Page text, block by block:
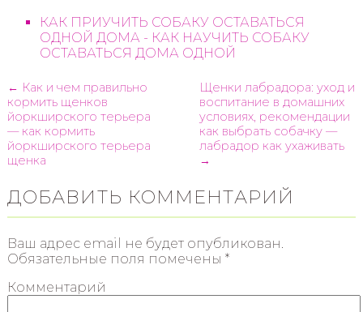
КАК ПРИУЧИТЬ СОБАКУ ОСТАВАТЬСЯ
ОДНОЙ ДОМА - КАК НАУЧИТЬ СОБАКУ
ОСТАВАТЬСЯ ДОМА ОДНОЙ
← Как и чем правильно
кормить щенков
йоркширского терьера
— как кормить
йоркширского терьера
щенка
Щенки лабрадора: уход и
воспитание в домашних
условиях, рекомендации
как выбрать собачку —
лабрадор как ухаживать
→
ДОБАВИТЬ КОММЕНТАРИЙ
Ваш адрес email не будет опубликован.
Обязательные поля помечены *
Комментарий